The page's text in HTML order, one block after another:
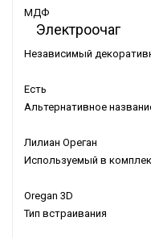
МДФ
Электроочаг
Независимый
Есть
Альтернативное
Лилиан Ореган
Используемый в
Oregan 3D
Тип встраивания